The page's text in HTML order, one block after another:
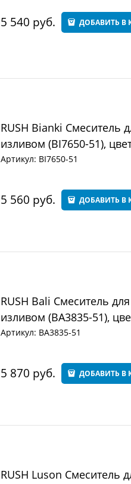
5 540 руб. ДОБАВИТЬ В
RUSH Bianki
изливом (BI7650-51),
Артикул: BI7650-51
5 560 руб. ДОБАВИТЬ В
RUSH Bali Смеситель
изливом (BA3835-51),
Артикул: BA3835-51
5 870 руб. ДОБАВИТЬ В
RUSH Luson